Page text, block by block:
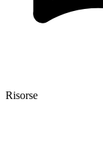
Risorse